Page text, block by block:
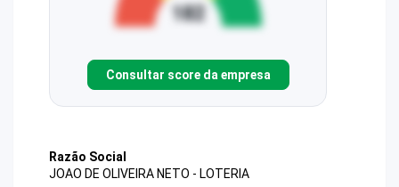
Consultar score da empresa
Razão Social
JOAO DE OLIVEIRA NETO - LOTERIA